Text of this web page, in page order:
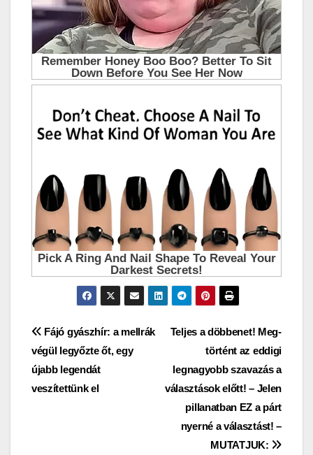
Bejegyzés
navigáció
Teljes a döbbenet! Meg­
történt az eddigi
legnagyobb szavazás a
választások előtt! – Jelen
pillanatban EZ a párt
nyerné a választást! –
MUTATJUK:
Fájó gyászhír: a mellrák
végül legyőzte őt, egy
újabb legendát
veszítettünk el